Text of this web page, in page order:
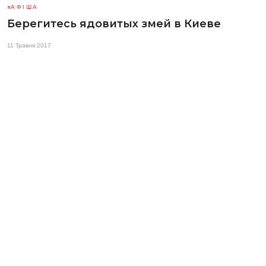
АФІША
Берегитесь ядовитых змей в Киеве
11 Травня 2017